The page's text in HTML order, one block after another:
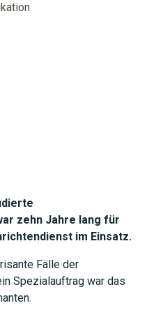
zehn Jahre lang für
im Einsatz.
Fälle der
Spezialauftrag war das